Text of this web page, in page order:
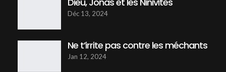
Déc 13, 2024
Ne t’irrite pas contre les méchants
Jan 12, 2024